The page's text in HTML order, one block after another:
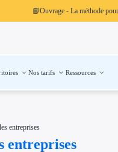
📘Ouvrage - La méthode
Nos tarifs Ressources
entreprises
entreprises